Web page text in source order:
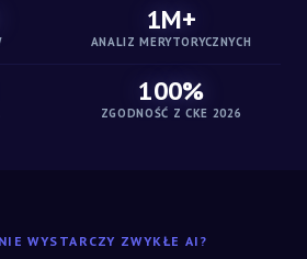
1M+
ANALIZ MERYTORYCZNYCH
100%
ZGODNOŚĆ Z CKE 2026
WYSTARCZY ZWYKŁE AI?